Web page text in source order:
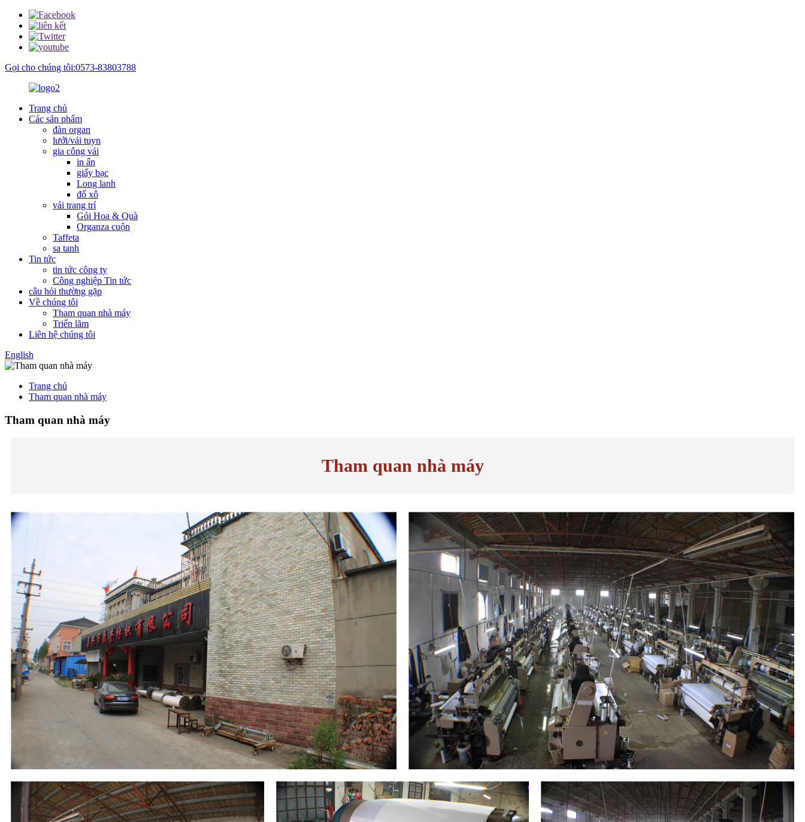
Gọi cho chúng tôi:0573-83803788
Trang chủ
Các sản phẩm
đàn organ
lưới/vải tuyn
gia công vải
in ấn
giấy bạc
Long lanh
đổ xô
vải trang trí
Gói Hoa & Quà
Organza cuộn
Taffeta
sa tanh
Tin tức
tin tức công ty
Công nghiệp Tin tức
câu hỏi thường gặp
Về chúng tôi
Tham quan nhà máy
Triển lãm
Liên hệ chúng tôi
English
Trang chủ
Tham quan nhà máy
Tham quan nhà máy
Tham quan nhà máy